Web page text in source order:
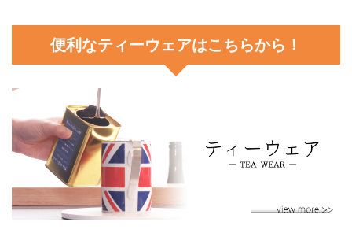
便利なティーウェアはこちらから！